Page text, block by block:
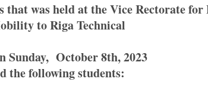
that was held at the Vice Rectorate
to Riga Technical
October 8th, 2023
the following students: